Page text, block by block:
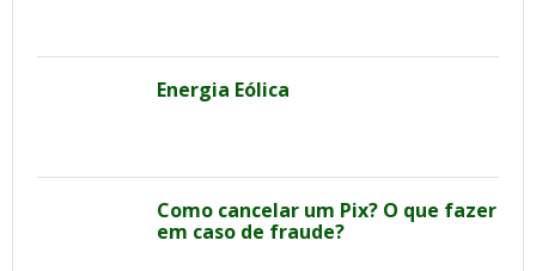
Energia Eólica
Como cancelar um Pix? O que fazer
em caso de fraude?